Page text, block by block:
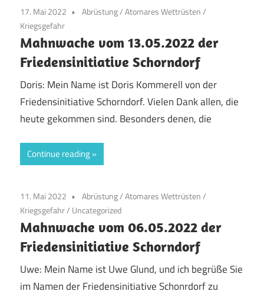
17. Mai 2022 Abrüstung/Atomares Wettrüsten/
Kriegsgefahr
Mahnwache vom 13.05.2022 der
Friedensinitiative Schorndorf
Doris: Mein Name ist Doris Kommerell von der
Friedensinitiative Schorndorf. Vielen Dank allen, die
heute gekommen sind. Besonders denen, die
Continue reading
11. Mai 2022 Abrüstung/Atomares Wettrüsten/
Kriegsgefahr/ Uncategorized
Mahnwache vom 06.05.2022 der
Friedensinitiative Schorndorf
Uwe: Mein Name ist Uwe Glund, und ich begrüße Sie
im Namen der Friedensinitiative Schonrdorf zu